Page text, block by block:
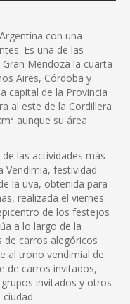
con una
Es una de las
Mendoza la cuarta
Aires, Córdoba y
capital de la Provincia
al este de la Cordillera
aunque su área
las actividades más
Vendimia, festividad
la uva, obtenida para
realizada el viernes
de los festejos
a lo largo de la
de carros alegóricos
al trono vendimial de
de carros invitados,
invitados y otros